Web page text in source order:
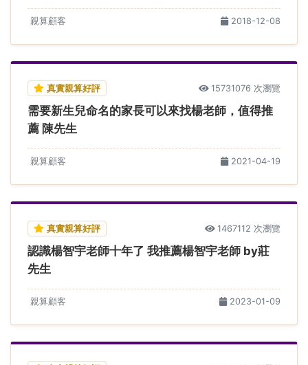
親算顧客 2018-12-08
真實親算好評 15731076 次瀏覽
需要新生兒命名的家長可以來找楊老師，值得推
薦 陳先生
親算顧客 2021-04-19
真實親算好評 1467112 次瀏覽
認識楊智宇老師十年了 我推薦楊智宇老師 by莊
先生
親算顧客 2023-01-09